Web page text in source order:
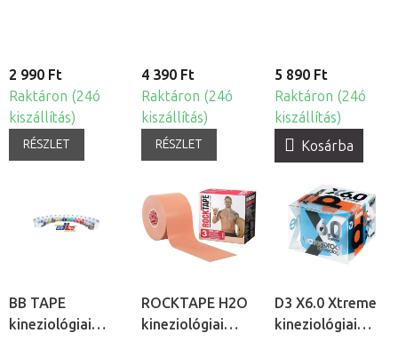
2 990 Ft
Raktáron (24ó
kiszállítás)
RÉSZLET
4 390 Ft
Raktáron (24ó
kiszállítás)
RÉSZLET
5 890 Ft
Raktáron (24ó
kiszállítás)
Kosárba
BB TAPE
kineziológiai
ROCKTAPE H2O
kineziológiai
D3 X6.0 Xtreme
kineziológiai